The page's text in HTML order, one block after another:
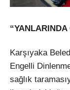
“YANLARINDA
Karşıyaka
Engelli
sağlık